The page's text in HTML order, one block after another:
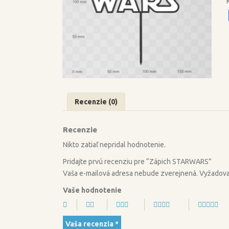
Recenzie (0)
Recenzie
Nikto zatiaľ nepridal hodnotenie.
Pridajte prvú recenziu pre “Zápich STARWARS”
Vaša e-mailová adresa nebude zverejnená.
Vaše hodnotenie
Vaša recenzia *